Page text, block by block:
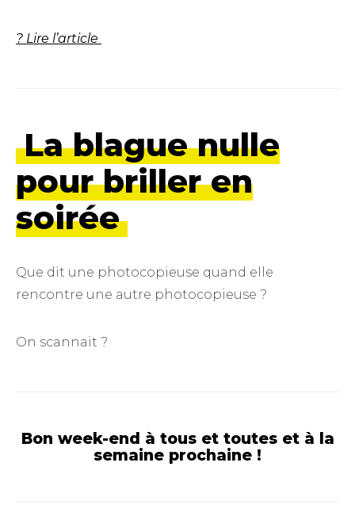
? Lire l’article
La blague nulle
pour briller en
soirée
Que dit une photocopieuse quand elle
rencontre une autre photocopieuse ?
On scannait ?
Bon week-end à tous et toutes et à la
semaine prochaine !